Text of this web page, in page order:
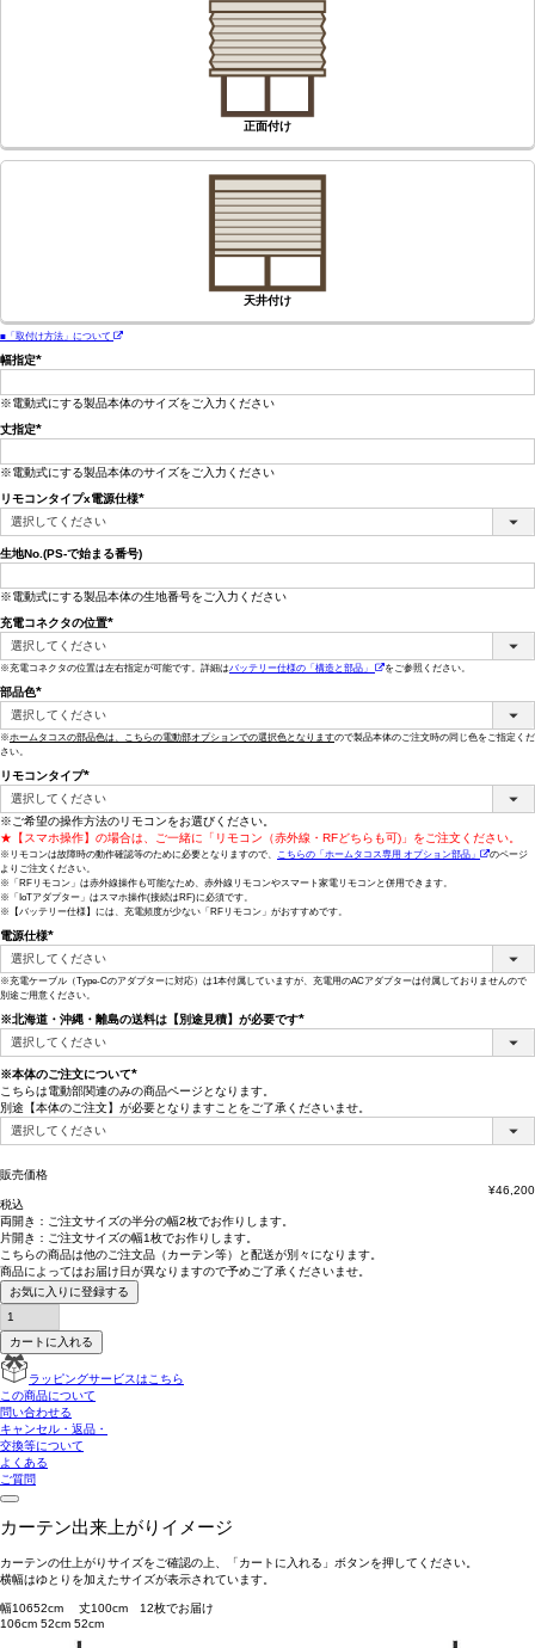
正面付け
天井付け
■「取付け方法」について
幅指定
須)
※電動式にする製品本体のサイズをご入力ください
丈指定
須)
※電動式にする製品本体のサイズをご入力ください
リモコンタイプx電源仕様
生地No.(PS-で始まる番号)
※電動式にする製品本体の生地番号をご入力ください
充電コネクタの位置
※充電コネクタの位置は左右指定が可能です。詳細は バッテリー仕様の「構造と部品」 をご参照ください。
部品色
(必
須)
※ ホームタコスの部品色は、こちらの電動部オプションでの選択色となりますので製品本体のご注文時の同じ色をご指定くだ
さい。
リモコンタイプ
(必
須)
※ご希望の操作方法のリモコンをお選びください。
★【スマホ操作】の場合は、ご一緒に「リモコン（赤外線・RFどちらも可)」をご注文ください。
※リモコンは故障時の動作確認等のために必要となりますので、 こちらの「ホームタコス専用 オプション部品」
のページ
よりご注文ください。
※「RFリモコン」は赤外線操作も可能なため、赤外線リモコンやスマート家電リモコンと併用できます。
※「IoTアダプター」はスマホ操作(接続はRF)に必須です。
※【バッテリー仕様】には、充電頻度が少ない「RFリモコン」がおすすめです。
電源仕様
(必
※充電ケーブル（Type-Cのアダプターに対応）は1本付属していますが、充電用のACアダプターは付属しておりませんので
別途ご用意ください。
※北海道・沖縄・離島の送料は【別途見積】が必要です
※本体のご注文について
(必
須)
こちらは電動部関連のみの商品ページとなります。
別途【本体のご注文】が必要となりますことをご了承くださいませ。
販売価格
¥46,200
税込
両開き： ご注文サイズの半分の幅2枚でお作りします。
片開き： ご注文サイズの幅1枚でお作りします。
こちらの商品は他のご注文品（カーテン等）と配送が別々 になります。
商品によってはお届け日が異なりますので予めご了承くださいませ。
お気に入りに登録する
カートに入れる
ラッピングサービスはこちら
この商品について
問い合わせる
キャンセル・返品・
交換等について
よくある
ご質問
カーテン出来上がりイメージ
カーテンの仕上がりサイズをご確認の上、「カートに入れる」ボタンを押してください。
横幅はゆとりを加えたサイズが表示されています。
幅10652cm 丈100cm 12枚でお届け
106cm 52cm 52cm